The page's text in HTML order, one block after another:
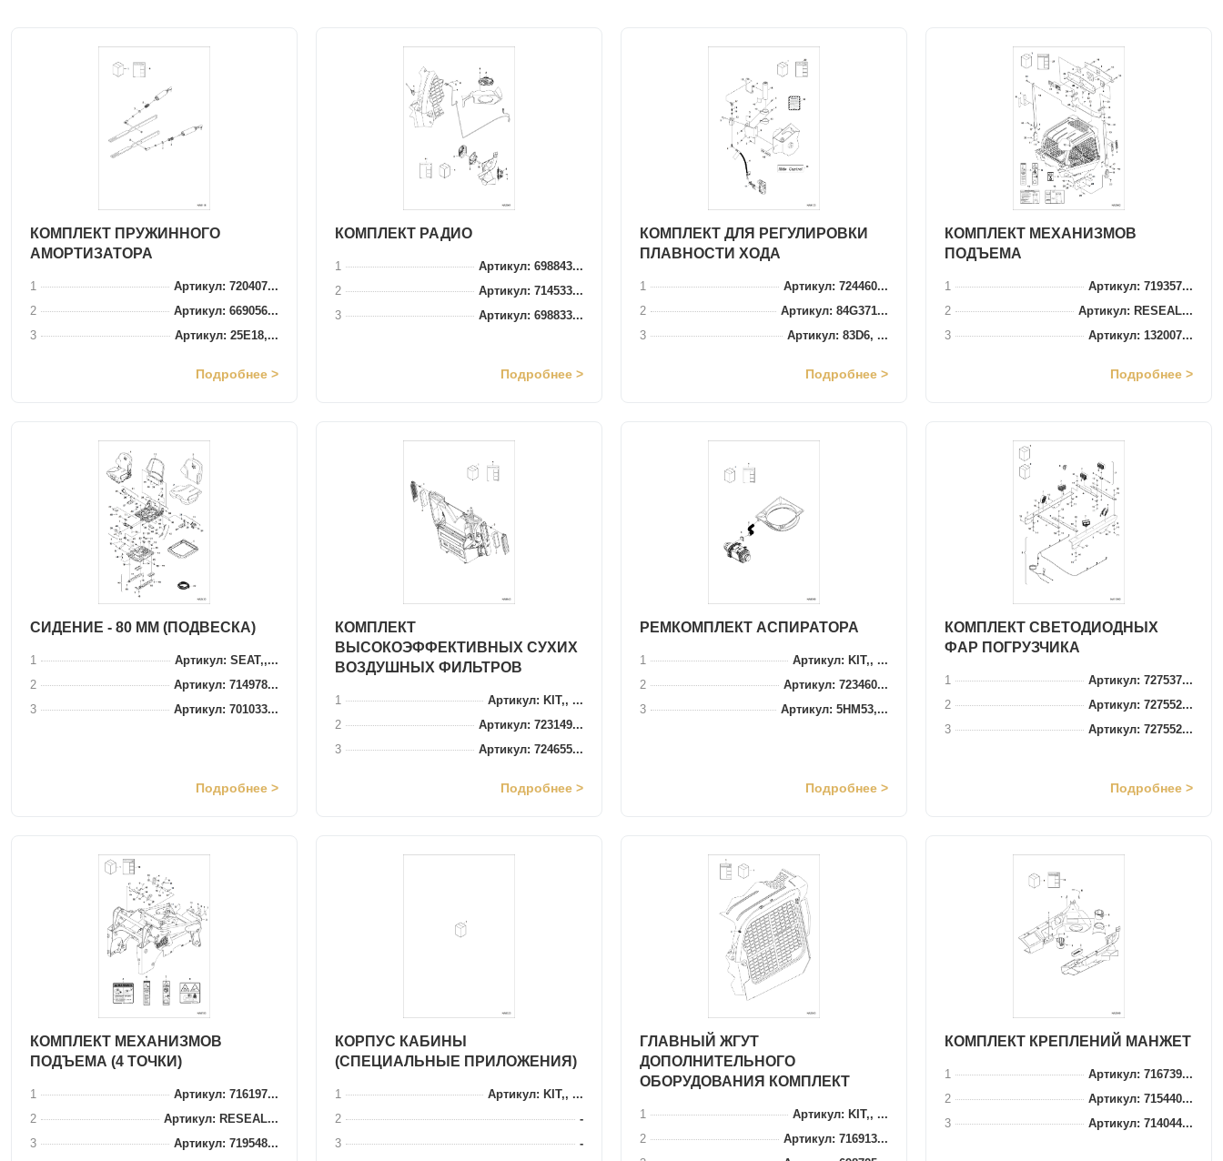
КОМПЛЕКТ ПРУЖИННОГО
АМОРТИЗАТОРА
1
Артикул: 720407...
2
Артикул: 669056...
3
Артикул: 25E18,...
Подробнее >
КОМПЛЕКТ РАДИО
1
Артикул: 698843...
2
Артикул: 714533...
3
Артикул: 698833...
Подробнее >
КОМПЛЕКТ ДЛЯ РЕГУЛИРОВКИ
ПЛАВНОСТИ ХОДА
1
Артикул: 724460...
2
Артикул: 84G371...
3
Артикул: 83D6, ...
Подробнее >
КОМПЛЕКТ МЕХАНИЗМОВ
ПОДЪЕМА
1
Артикул: 719357...
2
Артикул: RESEAL...
3
Артикул: 132007...
Подробнее >
СИДЕНИЕ - 80 ММ (ПОДВЕСКА)
1
Артикул: SEAT,,...
2
Артикул: 714978...
3
Артикул: 701033...
Подробнее >
КОМПЛЕКТ
ВЫСОКОЭФФЕКТИВНЫХ СУХИХ
ВОЗДУШНЫХ ФИЛЬТРОВ
1
Артикул: KIT,, ...
2
Артикул: 723149...
3
Артикул: 724655...
Подробнее >
РЕМКОМПЛЕКТ АСПИРАТОРА
1
Артикул: KIT,, ...
2
Артикул: 723460...
3
Артикул: 5HM53,...
Подробнее >
КОМПЛЕКТ СВЕТОДИОДНЫХ
ФАР ПОГРУЗЧИКА
1
Артикул: 727537...
2
Артикул: 727552...
3
Артикул: 727552...
Подробнее >
КОМПЛЕКТ МЕХАНИЗМОВ
ПОДЪЕМА (4 ТОЧКИ)
1
Артикул: 716197...
2
Артикул: RESEAL...
3
Артикул: 719548...
КОРПУС КАБИНЫ
(СПЕЦИАЛЬНЫЕ ПРИЛОЖЕНИЯ)
1
Артикул: KIT,, ...
2
-
3
-
ГЛАВНЫЙ ЖГУТ
ДОПОЛНИТЕЛЬНОГО
ОБОРУДОВАНИЯ КОМПЛЕКТ
1
Артикул: KIT,, ...
2
Артикул: 716913...
КОМПЛЕКТ КРЕПЛЕНИЙ МАНЖЕТ
1
Артикул: 716739...
2
Артикул: 715440...
3
Артикул: 714044...